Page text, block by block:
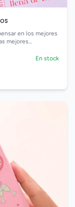
en los mejores
mejores
cualquier
En stock